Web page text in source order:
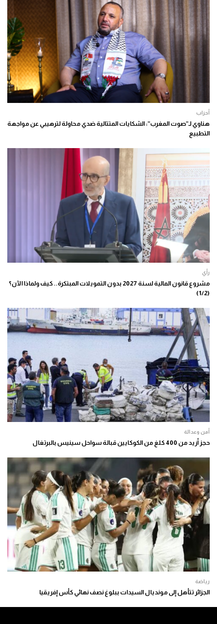
أحزاب
هناوي لـ”صوت المغرب”: الشكايات المتتالية ضدي محاولة لترهيبي عن مواجهة
التطبيع
رأي
مشروع قانون المالية لسنة 2027 بدون التمويلات المبتكرة.. كيف ولماذا الآن؟
(1/2)
أمن وعدالة
حجز أزيد من 400 كلغ من الكوكايين قبالة سواحل سينيس بالبرتغال
رياضة
الجزائر تتأهل إلى مونديال السيدات ببلوغ نصف نهائي كأس إفريقيا